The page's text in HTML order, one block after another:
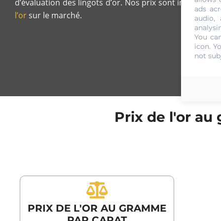
d’évaluation des lingots d’or. Nos prix sont
l’or sur le marché.
Prix de l'or au
PRIX DE L'OR AU GRAMME
ads
audio,
You
icon.
not